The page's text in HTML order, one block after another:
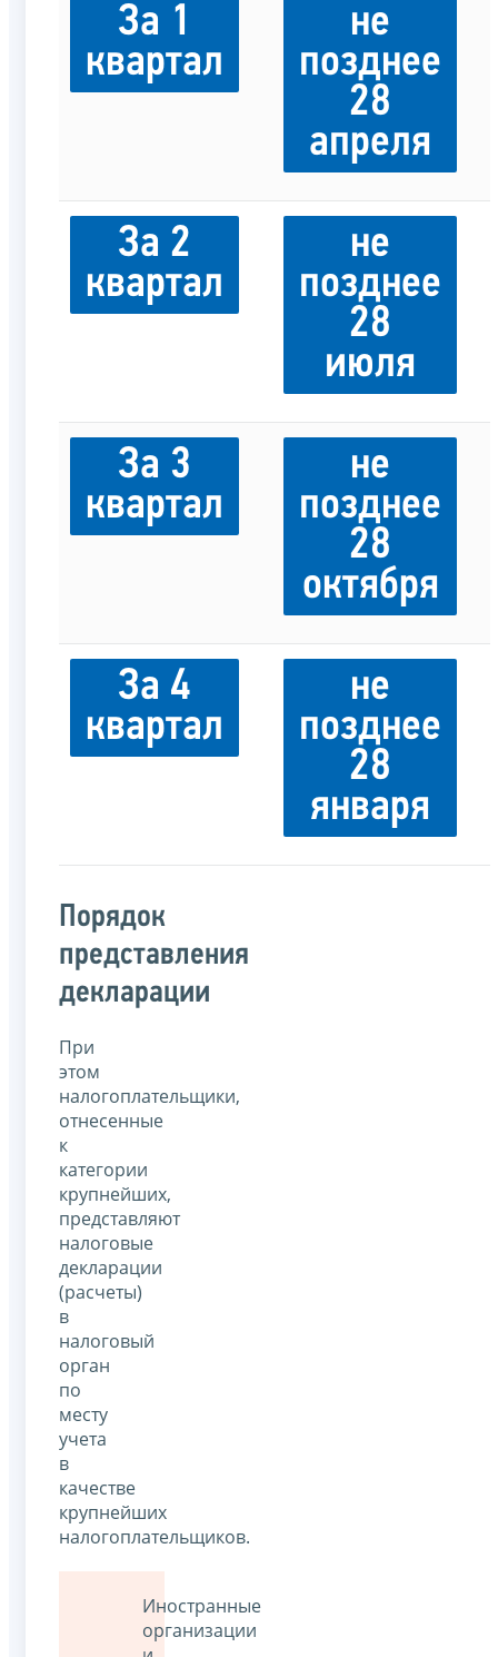
За 1
квартал
не
позднее
28
апреля
За 2
квартал
не
позднее
28
июля
За 3
квартал
не
позднее
28
октября
За 4
квартал
не
позднее
28
января
Порядок
представления
декларации
При
этом
налогоплательщики,
отнесенные
к
категории
крупнейших,
представляют
налоговые
декларации
(расчеты)
в
налоговый
орган
по
месту
учета
в
качестве
крупнейших
налогоплательщиков.
Иностранные
организации